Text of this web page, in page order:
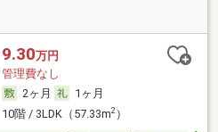
9.30万円
管理費なし
2ヶ月
1ヶ月
10階 / 3LDK（57.33m2）